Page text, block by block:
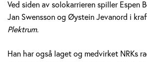
k
H
Ved siden av solokarrieren spiller Espen
Jan Swensson og Øystein Jevanord i
Plektrum.
Han har også laget og medvirket NRKs